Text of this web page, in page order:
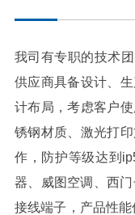
我司有专职的技术
供应商具备设计、
计布局，考虑客户
锈钢材质、激光打
作，防护等级达到
器、威图空调、西
接线端子，产品性